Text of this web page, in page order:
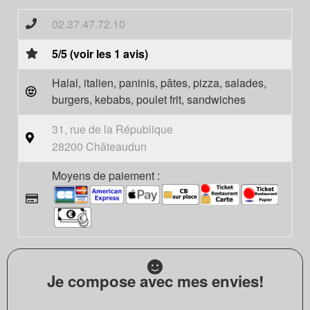
02.37.47.72.10
5/5 (voir les 1 avis)
Halal, italien, paninis, pâtes, pizza, salades,
burgers, kebabs, poulet frit, sandwiches
31, rue de la République
28200 Châteaudun
Moyens de paiement :
Je compose avec mes envies!